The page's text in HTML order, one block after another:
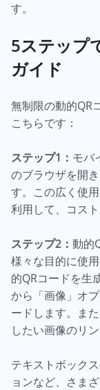
す。
5ステップ
ガイド
無制限の動的QR
こちらです：
ステップ1： モバ
のブラウザを開き
す。この広く使
利用して、コス
ステップ2： 動的
様々な目的に使
的QRコードを生
から「画像」オ
ードします。ま
したい画像のリ
テキストボック
ョンなど、さま